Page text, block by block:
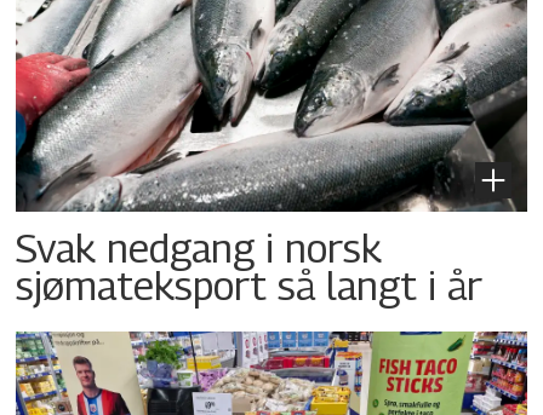
Svak nedgang i norsk
sjømateksport så langt i år